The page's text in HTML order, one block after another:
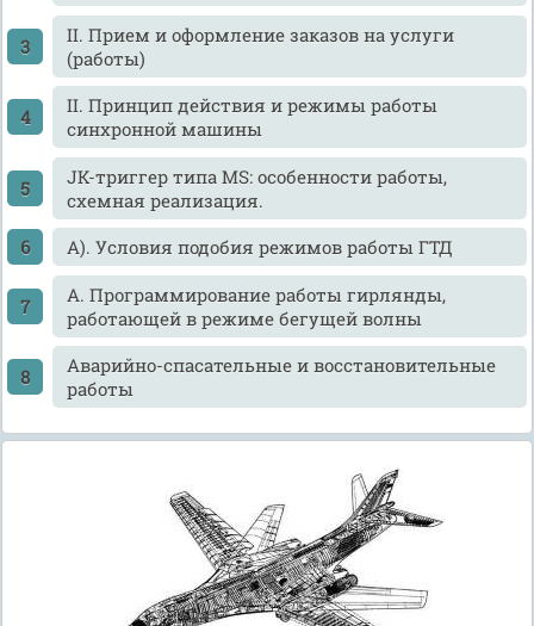
II. Прием и оформление заказов на услуги
(работы)
II. Принцип действия и режимы работы
синхронной машины
JK-тpиггеp типа MS: особенности работы,
схемная реализация.
А). Условия подобия режимов работы ГТД
А. Программирование работы гирлянды,
работающей в режиме бегущей волны
Аварийно-спасательные и восстановительные
работы